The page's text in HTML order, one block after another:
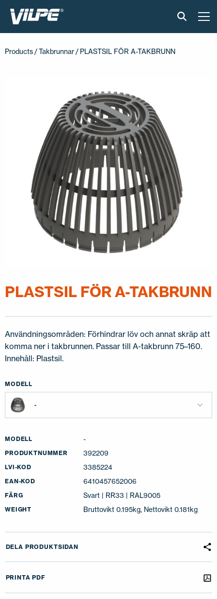
INSTALLATION & MATERIAL
ONLINEVERKTYG
AKTUELLT
OM OSS
KONTAKTA OSS
PL SV-FI LV
Products /Takbrunnar / PLASTSIL FÖR A-TAKBRUNN
PLASTSIL FÖR A-TAKBRUNN
Användningsområden: Förhindrar löv och annat skräp att
komma ner i takbrunnen. Passar till A-takbrunn 75–160.
Innehåll: Plastsil.
MODELL
-
MODELL -
PRODUKTNUMMER 392209
LVI-KOD 3385224
EAN-KOD 6410457652006
FÄRG Svart | RR33 | RAL9005
WEIGHT Bruttovikt 0.195kg, Nettovikt 0.181kg
DELA PRODUKTSIDAN
PRINTA PDF